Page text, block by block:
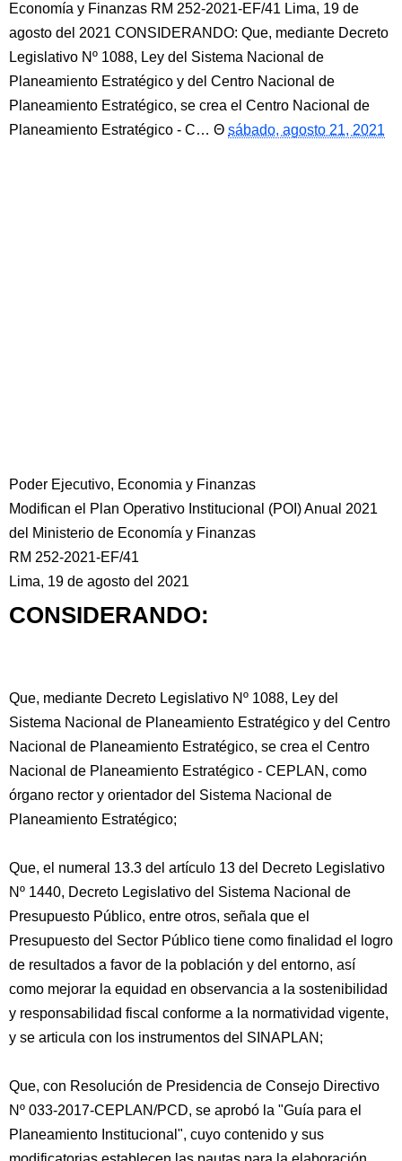
Economía y Finanzas RM 252-2021-EF/41 Lima, 19 de
agosto del 2021 CONSIDERANDO: Que, mediante Decreto
Legislativo Nº 1088, Ley del Sistema Nacional de
Planeamiento Estratégico y del Centro Nacional de
Planeamiento Estratégico, se crea el Centro Nacional de
Planeamiento Estratégico - C…
sábado, agosto 21, 2021
Poder Ejecutivo, Economia y Finanzas
Modifican el Plan Operativo Institucional (POI) Anual 2021
del Ministerio de Economía y Finanzas
RM 252-2021-EF/41
Lima, 19 de agosto del 2021
CONSIDERANDO:
Que, mediante Decreto Legislativo Nº 1088, Ley del
Sistema Nacional de Planeamiento Estratégico y del Centro
Nacional de Planeamiento Estratégico, se crea el Centro
Nacional de Planeamiento Estratégico - CEPLAN, como
órgano rector y orientador del Sistema Nacional de
Planeamiento Estratégico;
Que, el numeral 13.3 del artículo 13 del Decreto Legislativo
Nº 1440, Decreto Legislativo del Sistema Nacional de
Presupuesto Público, entre otros, señala que el
Presupuesto del Sector Público tiene como finalidad el logro
de resultados a favor de la población y del entorno, así
como mejorar la equidad en observancia a la sostenibilidad
y responsabilidad fiscal conforme a la normatividad vigente,
y se articula con los instrumentos del SINAPLAN;
Que, con Resolución de Presidencia de Consejo Directivo
Nº 033-2017-CEPLAN/PCD, se aprobó la "Guía para el
Planeamiento Institucional", cuyo contenido y sus